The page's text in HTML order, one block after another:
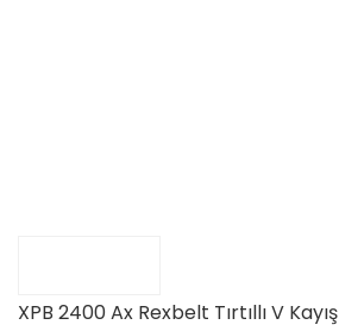
XPB 2400 Ax Rexbelt Tırtıllı V Kayış